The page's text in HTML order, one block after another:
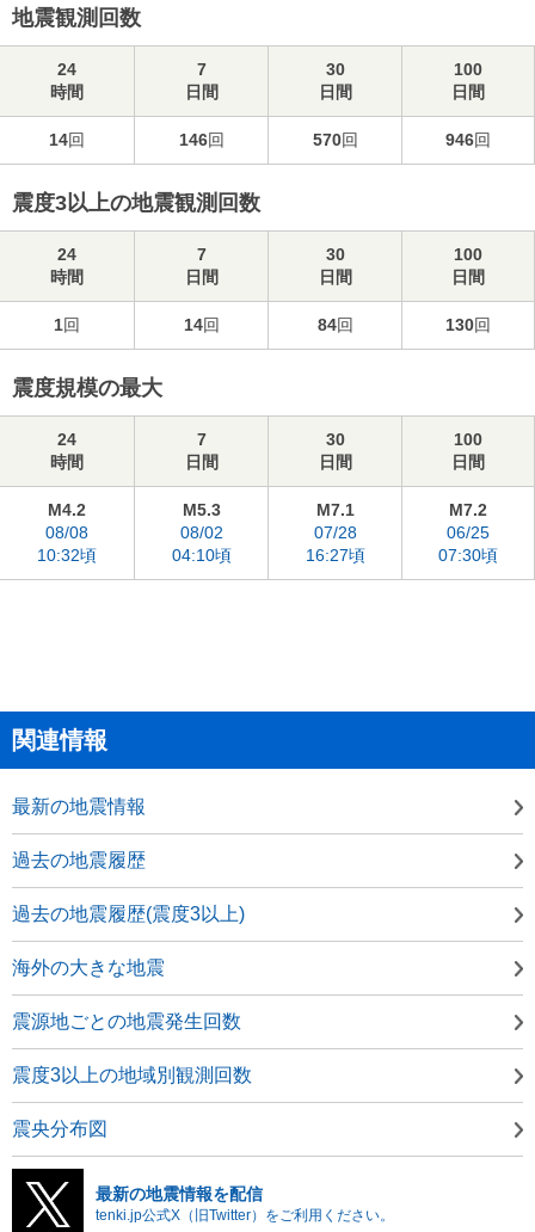
地震観測回数
24
時間
7
日間
30
日間
100
日間
14回 146回 570回 946回
震度3以上の地震観測回数
24
時間
7
日間
30
日間
100
日間
1回 14回 84回 130回
震度規模の最大
24
時間
7
日間
30
日間
100
日間
M4.2
08/08
10:32頃
M5.3
08/02
04:10頃
M7.1
07/28
16:27頃
M7.2
06/25
07:30頃
関連情報
最新の地震情報
過去の地震履歴
過去の地震履歴(震度3以上)
海外の大きな地震
震源地ごとの地震発生回数
震度3以上の地域別観測回数
震央分布図
最新の地震情報を配信
tenki.jp公式X（旧Twitter）をご利用ください。